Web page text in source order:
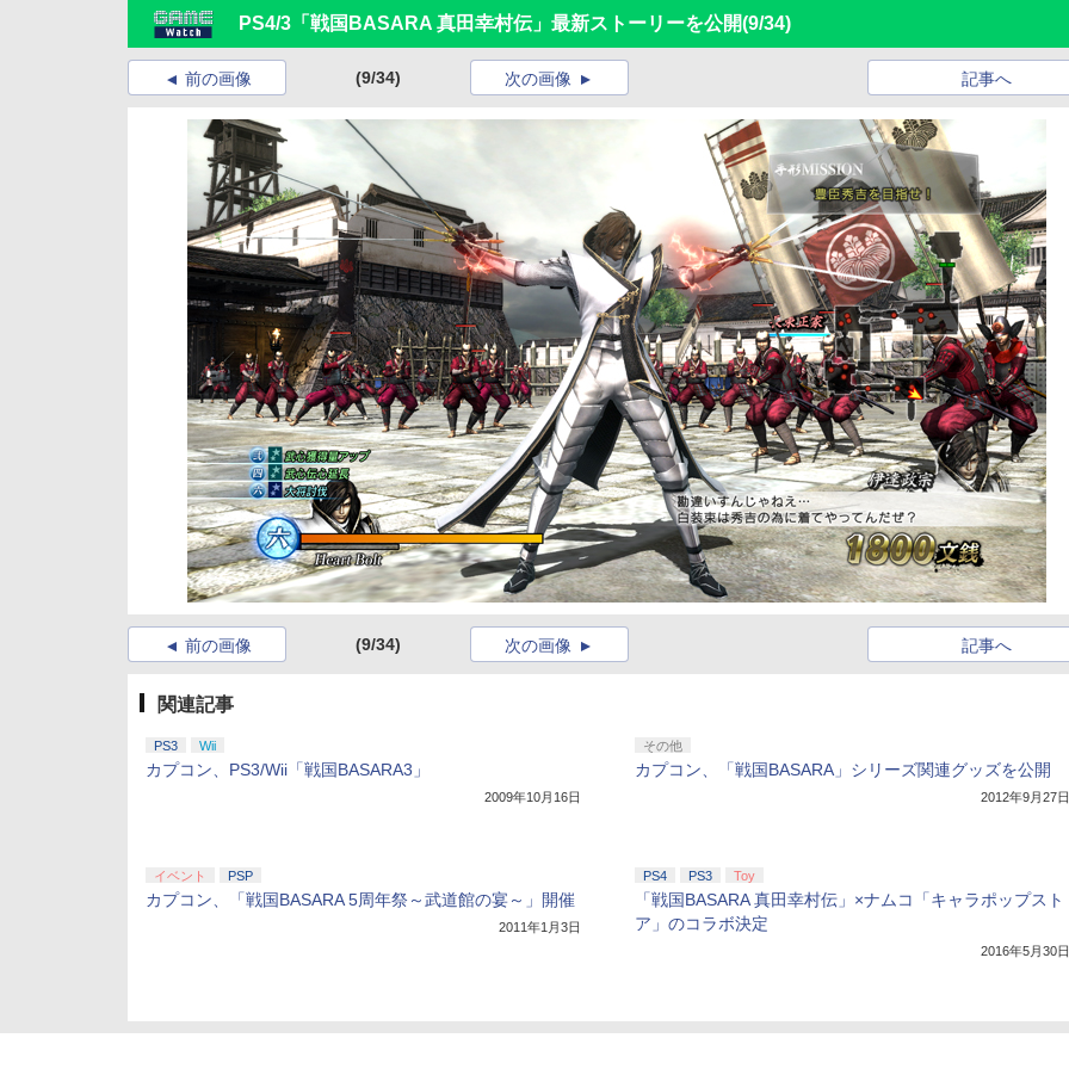
PS4/3「戦国BASARA 真田幸村伝」最新ストーリーを公開(9/34)
前の画像 (9/34) 記事へ
次の画像
前の画像 (9/34) 記事へ
次の画像
関連記事
PS3 Wii
カプコン、PS3/Wii「戦国BASARA3」
2009年10月16日
その他
カプコン、「戦国BASARA」シリーズ関連グッズを公開
2012年9月27日
イベント PSP
カプコン、「戦国BASARA 5周年祭～武道館の宴～」開催
2011年1月3日
PS4 PS3 Toy
「戦国BASARA 真田幸村伝」×ナムコ「キャラポップスト
ア」のコラボ決定
2016年5月30日